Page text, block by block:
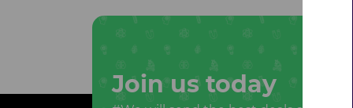
Join us today